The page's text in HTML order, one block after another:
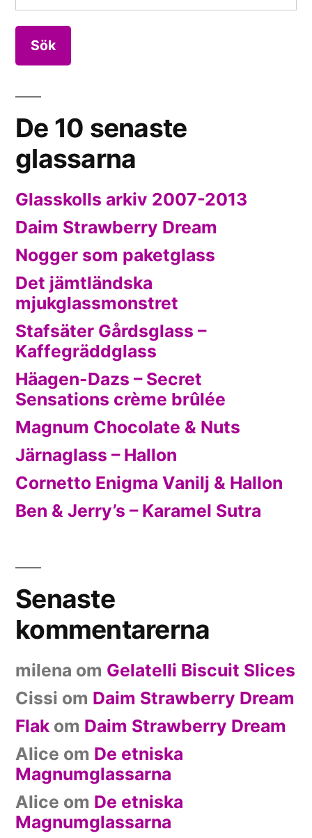
efter:
De 10 senaste
glassarna
Glasskolls arkiv 2007-2013
Daim Strawberry Dream
Nogger som paketglass
Det jämtländska
mjukglassmonstret
Stafsäter Gårdsglass –
Kaffegräddglass
Häagen-Dazs – Secret
Sensations crème brûlée
Magnum Chocolate & Nuts
Järnaglass – Hallon
Cornetto Enigma Vanilj & Hallon
Ben & Jerry’s – Karamel Sutra
Senaste
kommentarerna
milena om Gelatelli Biscuit Slices
Cissi om Daim Strawberry Dream
Flak om Daim Strawberry Dream
Alice om De etniska
Magnumglassarna
Alice om De etniska
Magnumglassarna